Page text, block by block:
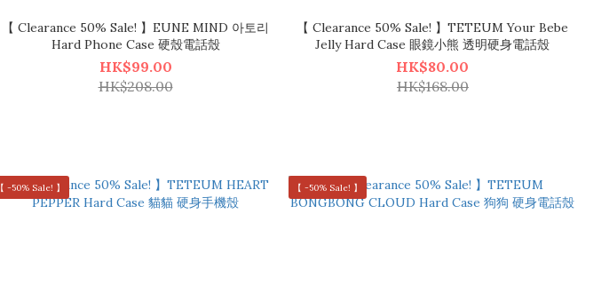
【 Clearance 50% Sale! 】EUNE MIND 아토리
Hard Phone Case 硬殼電話殼
HK$99.00
HK$208.00
【 Clearance 50% Sale! 】TETEUM Your Bebe
Jelly Hard Case 眼鏡小熊 透明硬身電話殼
HK$80.00
HK$168.00
【 -50% Sale! 】 【 -50% Sale! 】